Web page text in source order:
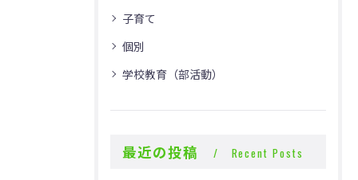
子育て
個別
学校教育（部活動）
最近の投稿 Recent Posts